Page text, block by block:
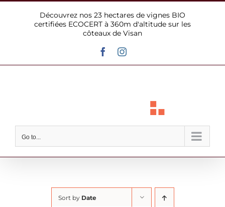
Découvrez nos 23 hectares de vignes BIO
certifiées ECOCERT à 360m d'altitude sur les
côteaux de Visan
FacebookInstagram
Go to...
Sort by Date